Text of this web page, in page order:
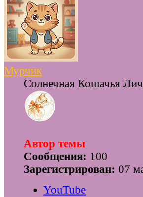
Мурчик
Солнечная Кошачья
Автор темы
Сообщения: 100
Зарегистрирован: 07
YouTube